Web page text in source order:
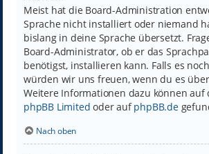
Meist hat die Board-Administration
Sprache nicht installiert oder niemand
bislang in deine Sprache übersetzt.
Board-Administrator, ob er das
benötigst, installieren kann. Falls es
würden wir uns freuen, wenn du es
Weitere Informationen dazu können auf
phpBB Limited oder aufphpBB.de
Nach oben